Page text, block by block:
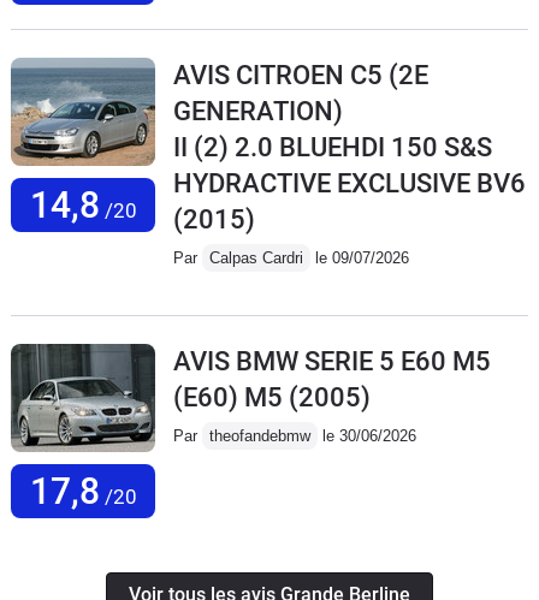
14,8 /20
AVIS CITROEN C5 (2E
GENERATION)
II (2) 2.0 BLUEHDI 150 S&S
HYDRACTIVE EXCLUSIVE BV6
(2015)
Par Calpas Cardri le 09/07/2026
17,8 /20
AVIS BMW SERIE 5 E60 M5
(E60) M5 (2005)
Par theofandebmw le 30/06/2026
Voir tous les avis Grande Berline